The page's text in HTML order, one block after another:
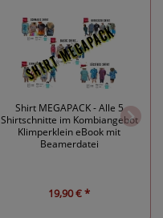
Shirt MEGAPACK - Alle 5
Shirtschnitte im Kombiangebot
Klimperklein eBook mit
Beamerdatei
19,90 € *